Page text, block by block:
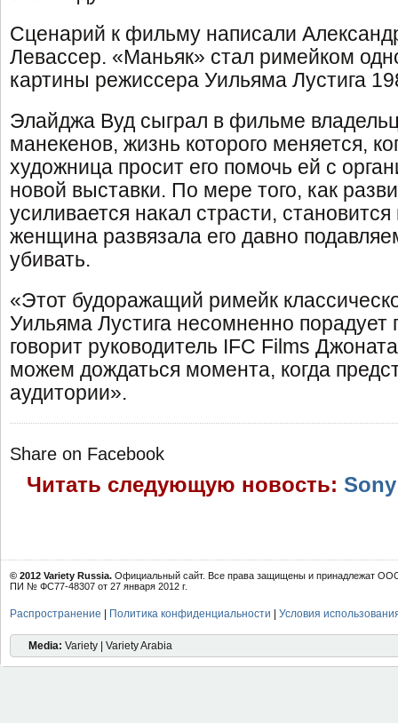
Сценарий к фильму написали
Левассер. «Маньяк» стал римейком
картины режиссера Уильяма Лустига
Элайджа Вуд сыграл в фильме
манекенов, жизнь которого меняется,
художница просит его помочь ей с
новой выставки. По мере того, как
усиливается накал страсти, становится
женщина развязала его давно
убивать.
«Этот будоражащий римейк
Уильяма Лустига несомненно порадует
говорит руководитель IFC Films
можем дождаться момента, когда
аудитории».
Share on Facebook
Читать следующую новость:
© 2012 Variety Russia. Официальный сайт. Все права защищены и принадлежат
ПИ № ФС77-48307 от 27 января 2012 г.
Распространение Политика конфиденциальности Условия
Media: Variety | Variety Arabia